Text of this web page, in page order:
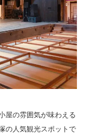
屋の雰囲気が味わえる
の人気観光スポットで